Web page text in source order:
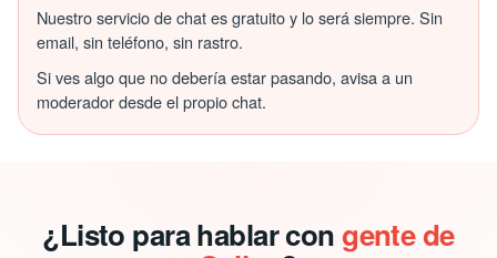
Nuestro servicio de chat es gratuito y lo será siempre. Sin
email, sin teléfono, sin rastro.
Si ves algo que no debería estar pasando, avisa a un
moderador desde el propio chat.
¿Listo para hablar con gente de